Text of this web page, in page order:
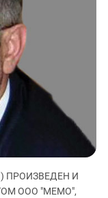
В ЧЕЧНЕ
АКТИВИСТОВ
ПРОТЕСТЫ
ПРОИЗВЕДЕН И
ООО "МЕМО",